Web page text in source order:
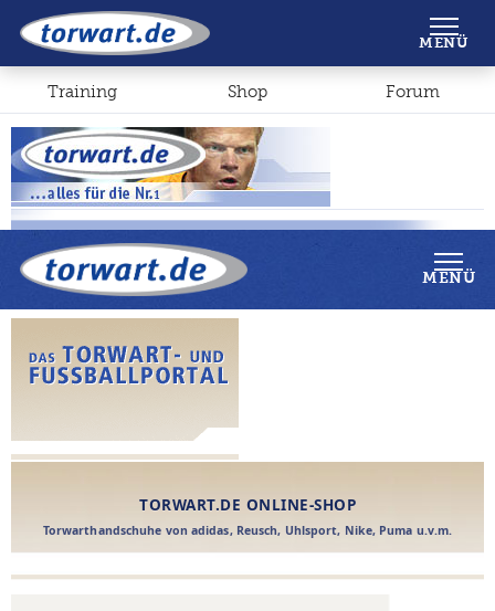
Shop Forum
MENÜ